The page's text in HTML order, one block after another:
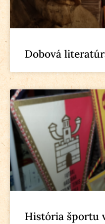
Dobová
História športu